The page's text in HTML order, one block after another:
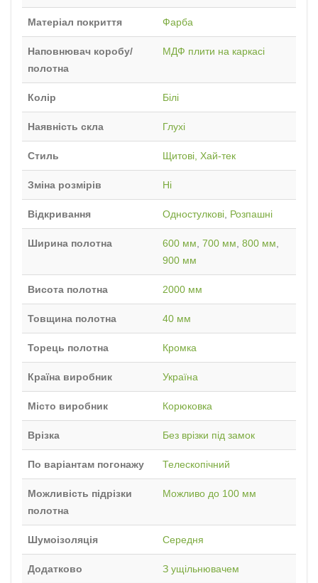
Матеріал покриття Фарба
Наповнювач коробу/
полотна
МДФ плити на каркасі
Колір Білі
Наявність скла Глухі
Стиль Щитові, Хай-тек
Зміна розмірів Ні
Відкривання Одностулкові, Розпашні
Ширина полотна 600 мм, 700 мм, 800 мм,
900 мм
Висота полотна 2000 мм
Товщина полотна 40 мм
Торець полотна Кромка
Країна виробник Україна
Місто виробник Корюковка
Врізка Без врізки під замок
По варіантам погонажу Телескопічний
Можливість підрізки
полотна
Можливо до 100 мм
Шумоізоляція Середня
Додатково З ущільнювачем